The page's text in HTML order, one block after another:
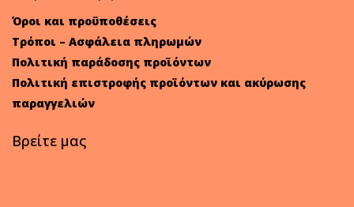
Όροι και προϋποθέσεις
Τρόποι – Ασφάλεια πληρωμών
Πολιτική παράδοσης προϊόντων
Πολιτική επιστροφής προϊόντων και ακύρωσης
παραγγελιών
Βρείτε μας